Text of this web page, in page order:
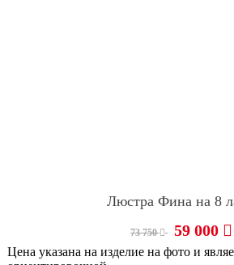
Люстра Фина на 8
73 750 59 000
Цена указана на изделие на фото и